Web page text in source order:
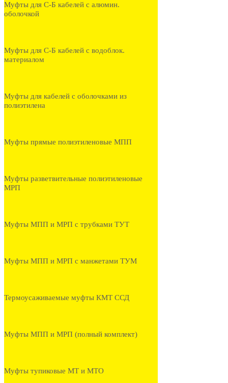
Муфты для С-Б кабелей с алюмин.
оболочкой
Муфты для С-Б кабелей с водоблок.
материалом
Муфты для кабелей с оболочками из
полиэтилена
Муфты прямые полиэтиленовые МПП
Муфты разветвительные полиэтиленовые
МРП
Муфты МПП и МРП с трубками ТУТ
Муфты МПП и МРП с манжетами ТУМ
Термоусаживаемые муфты КМТ ССД
Муфты МПП и МРП (полный комплект)
Муфты тупиковые МТ и МТО